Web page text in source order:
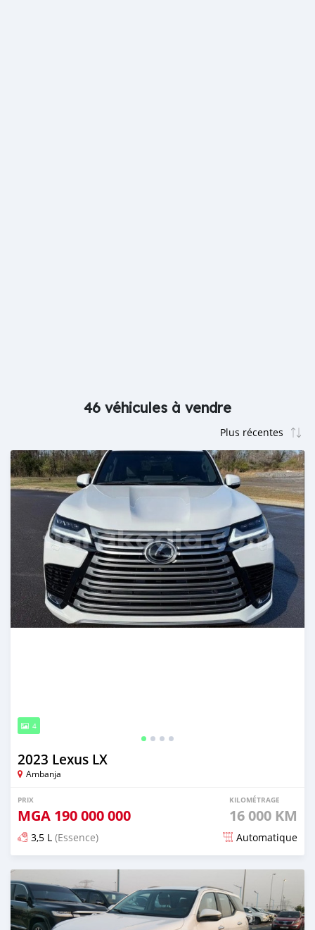
46 véhicules à vendre
4
2023 Lexus LX
Ambanja
PRIX
MGA 190 000 000
KILOMÉTRAGE
16 000 KM
3,5 L (Essence) Automatique
Publié il y a environ 2 mois